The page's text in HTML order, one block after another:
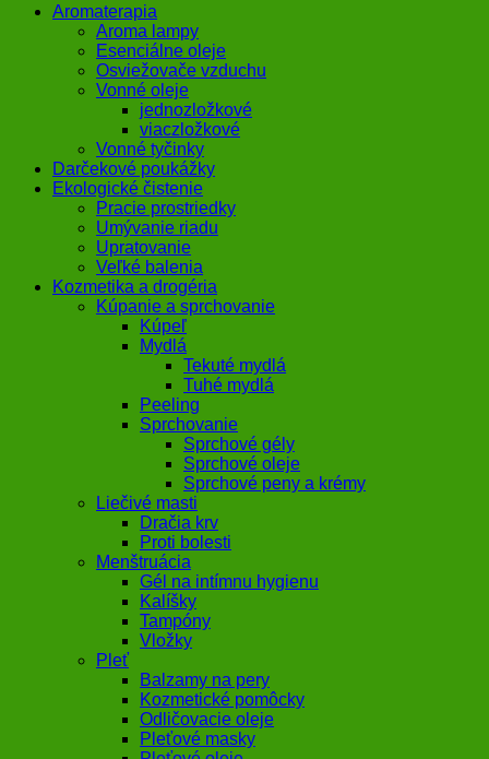
Aromaterapia
Aroma lampy
Esenciálne oleje
Osviežovače vzduchu
Vonné oleje
jednozložkové
viaczložkové
Vonné tyčinky
Darčekové poukážky
Ekologické čistenie
Pracie prostriedky
Umývanie riadu
Upratovanie
Veľké balenia
Kozmetika a drogéria
Kúpanie a sprchovanie
Kúpeľ
Mydlá
Tekuté mydlá
Tuhé mydlá
Peeling
Sprchovanie
Sprchové gély
Sprchové oleje
Sprchové peny a krémy
Liečivé masti
Dračia krv
Proti bolesti
Menštruácia
Gél na intímnu hygienu
Kalíšky
Tampóny
Vložky
Pleť
Balzamy na pery
Kozmetické pomôcky
Odličovacie oleje
Pleťové masky